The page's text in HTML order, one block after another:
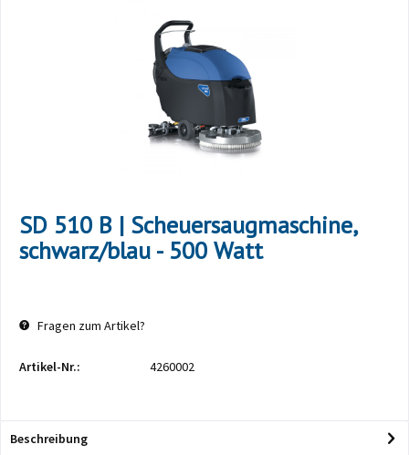
SD 510 B | Scheuersaugmaschine,
schwarz/blau - 500 Watt
Fragen zum Artikel?
Artikel-Nr.: 4260002
Beschreibung